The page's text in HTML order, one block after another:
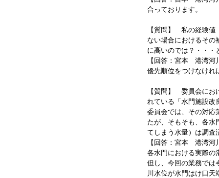
合っております。
【質問】 私の経験値
ない場合におけるその
に高いのでは？・・・
【回答：宮本 港湾河
優先順位をつけなけ
【質問】 委員会にお
れている「水門施設改
委員会では、その対応
たが、そもそも、各水
てしまう水量）は調査
【回答：宮本 港湾河
各水門における実際の
但し、今回の業務では
川水位が水門はけ口天